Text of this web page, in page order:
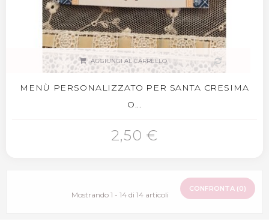
AGGIUNGI AL CARRELLO
MENÙ PERSONALIZZATO PER SANTA CRESIMA
O...
2,50 €
Mostrando 1 - 14 di 14 articoli
CONFRONTA (0)